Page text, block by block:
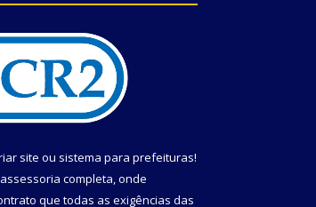
site ou sistema para prefeituras!
assessoria completa, onde
que todas as exigências das